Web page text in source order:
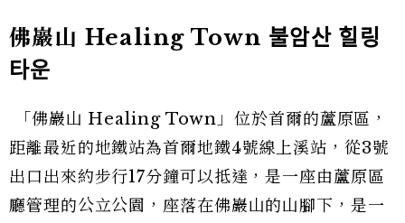
佛巖山 Healing Town 불암산 힐링
타운
「佛巖山 Healing Town」位於首爾的蘆原區，
距離最近的地鐵站為首爾地鐵4號線上溪站，從3號
出口出來約步行17分鐘可以抵達，是一座由蘆原區
廳管理的公立公園，座落在佛巖山的山腳下，是一